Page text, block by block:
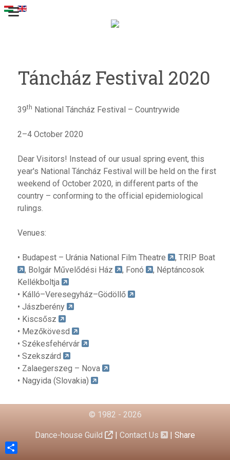
Táncház Festival 2020
39th National Táncház Festival – Countrywide
2–4 October 2020
Dear Visitors! Instead of our usual spring event, this
year's National Táncház Festival will be held on the first
weekend of October 2020, in different parts of the
country – conforming to the official epidemiological
rulings.
Venues:
• Budapest – Uránia National Film Theatre
, TRIP Boat
, Bolgár Művelődési Ház
, Fonó
, Néptáncosok
Kellékboltja
• Kálló–Veresegyház–Gödöllő
• Jászberény
• Kiscsősz
• Mezőkövesd
• Székesfehérvár
• Szekszárd
• Zalaegerszeg – Nova
• Nagyida (Slovakia)
© 1982 - 2026
Dance-house Guild | Contact Us | Share